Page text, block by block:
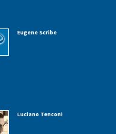
Eugene Scribe
Luciano Tenconi